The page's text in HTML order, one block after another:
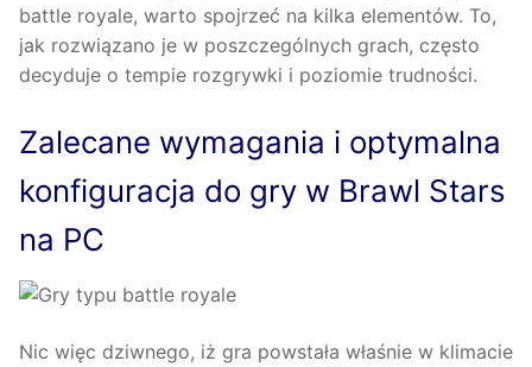
battle royale, warto spojrzeć na kilka elementów. To,
jak rozwiązano je w poszczególnych grach, często
decyduje o tempie rozgrywki i poziomie trudności.
Zalecane wymagania i optymalna
konfiguracja do gry w Brawl Stars
na PC
Nic więc dziwnego, iż gra powstała właśnie w klimacie